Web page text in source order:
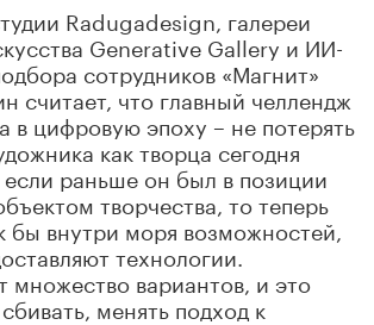
Radugadesign, галереи
Generative Gallery и ИИ-
сотрудников «Магнит»
считает, что главный челлендж
в цифровую эпоху – не потерять
как творца сегодня
раньше он был в позиции
творчества, то теперь
бы внутри моря возможностей,
технологии.
множество вариантов, и это
менять подход к